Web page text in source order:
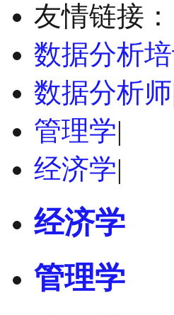
友情链接：
数据分析培
数据分析师
管理学|
经济学|
经济学
管理学